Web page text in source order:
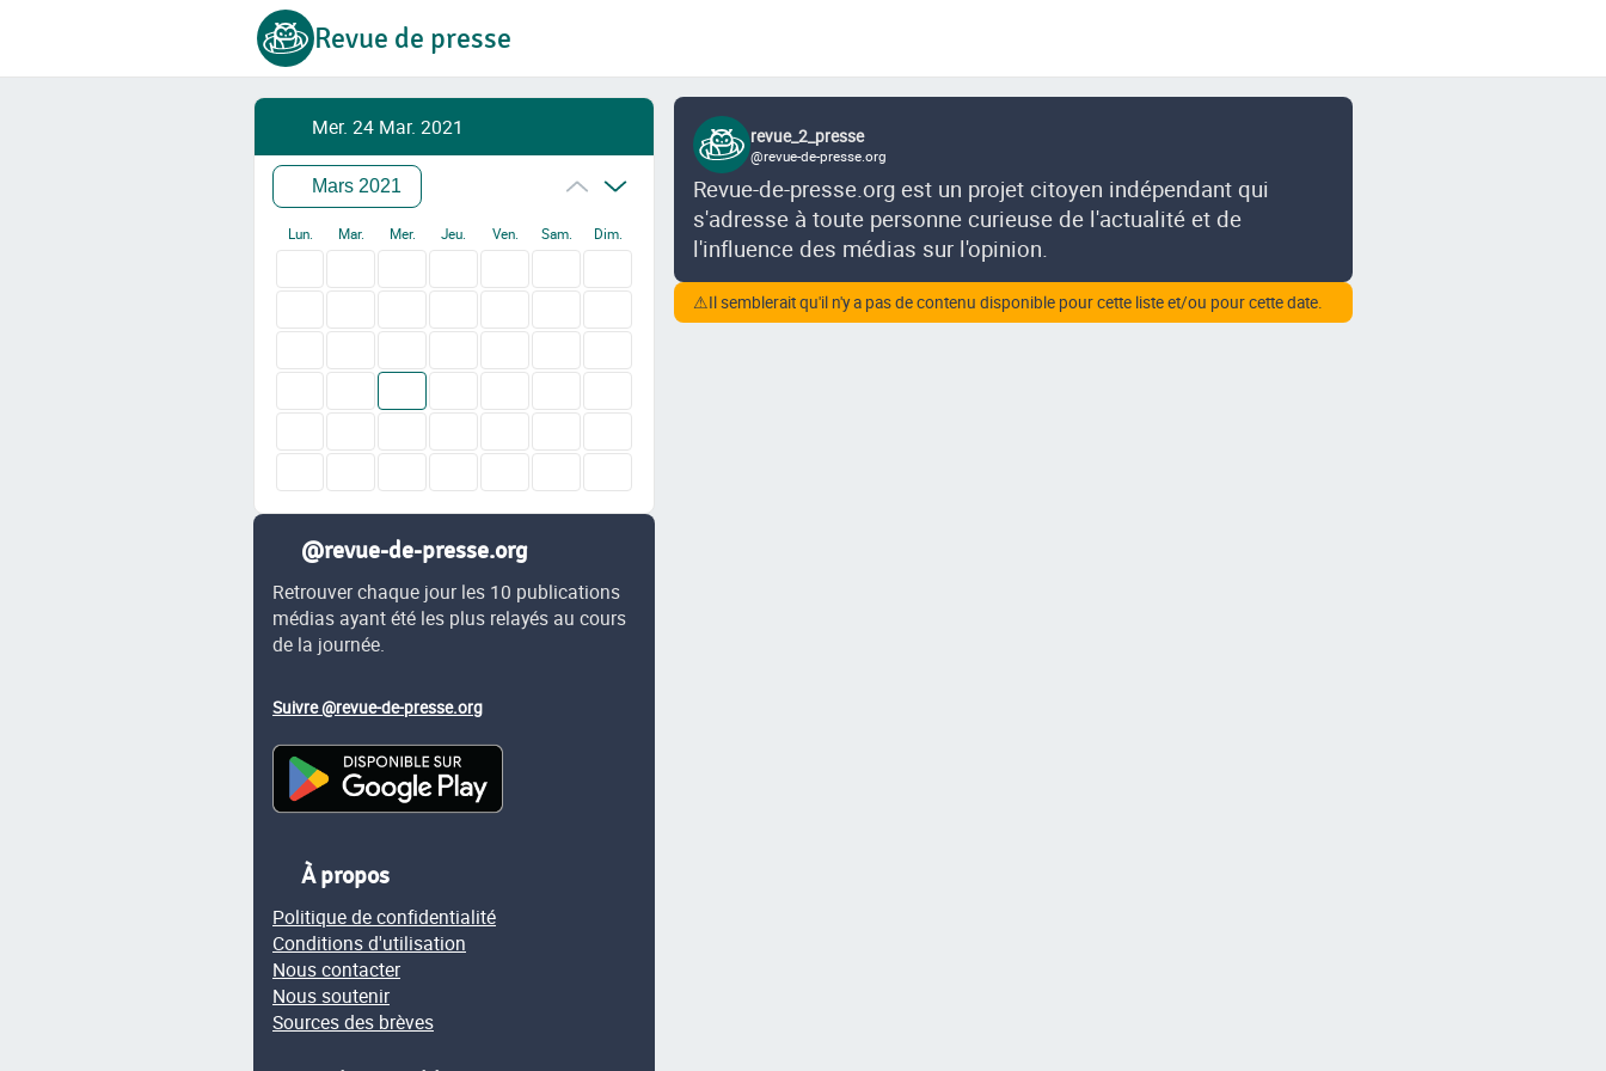
Revue de presse
Mer. 24 Mar. 2021
Mars 2021
Lun. Mar. Mer. Jeu. Ven. Sam. Dim.
@revue-de-presse.org
Retrouver chaque jour les 10 publications
médias ayant été les plus relayés au cours
de la journée.
Suivre @revue-de-presse.org
À propos
Politique de confidentialité
Conditions d'utilisation
Nous contacter
Nous soutenir
Sources des brèves
revue_2_presse
@revue-de-presse.org
Revue-de-presse.org est un projet citoyen indépendant qui
s'adresse à toute personne curieuse de l'actualité et de
l'influence des médias sur l'opinion.
⚠Il semblerait qu'il n'y a pas de contenu disponible pour cette liste et/ou pour cette date.